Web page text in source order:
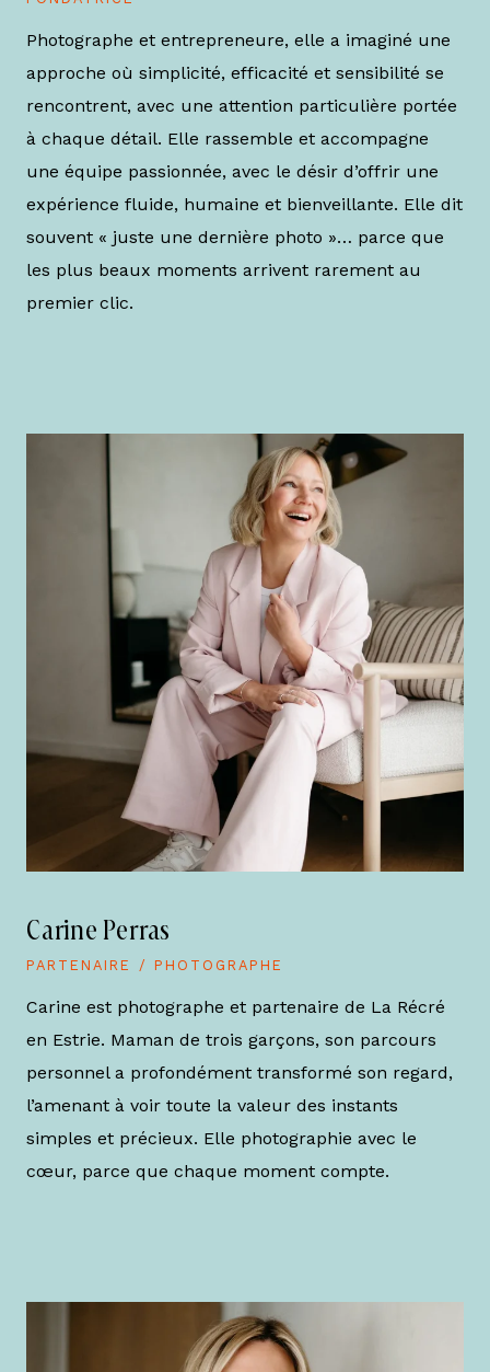
Photographe et entrepreneure, elle a imaginé une
approche où simplicité, efficacité et sensibilité se
rencontrent, avec une attention particulière portée
à chaque détail. Elle rassemble et accompagne
une équipe passionnée, avec le désir d’offrir une
expérience fluide, humaine et bienveillante. Elle dit
souvent « juste une dernière photo »… parce que
les plus beaux moments arrivent rarement au
premier clic.
Carine Perras
PARTENAIRE / PHOTOGRAPHE
Carine est photographe et partenaire de La Récré
en Estrie. Maman de trois garçons, son parcours
personnel a profondément transformé son regard,
l’amenant à voir toute la valeur des instants
simples et précieux. Elle photographie avec le
cœur, parce que chaque moment compte.